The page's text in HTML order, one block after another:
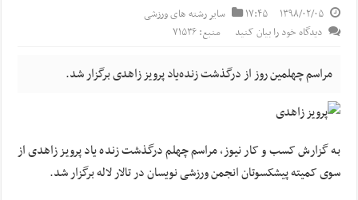
۱۳۹۸/۰۲/۰۵ ۱۷:۴۵
سایر رشته های ورزشی
دیدگاه خود را بیان کنید
منبع: ۷۱۵۳۶
مراسم چهلمین روز از درگذشت زنده‌یاد پرویز زاهدی برگزار شد.
به گزارش کسب و کار نیوز، مراسم چهلم درگذشت زنده یاد پرویز زاهدی از
سوی کمیته پیشکسوتان انجمن ورزشی نویسان در تالار لاله برگزار شد.